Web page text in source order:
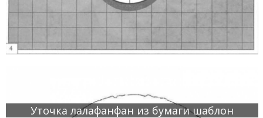
Уточка лалафанфан из бумаги шаблон